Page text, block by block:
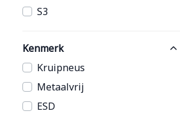
S3
Kenmerk
Kruipneus
Metaalvrij
ESD